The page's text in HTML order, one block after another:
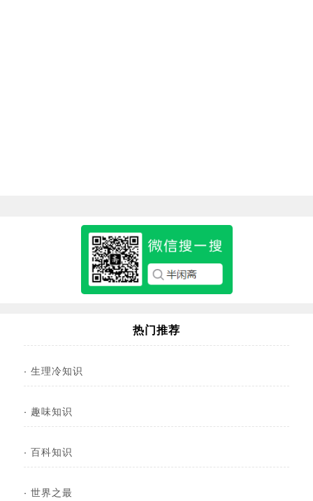
热门推荐
· 生理冷知识
· 趣味知识
· 百科知识
· 世界之最